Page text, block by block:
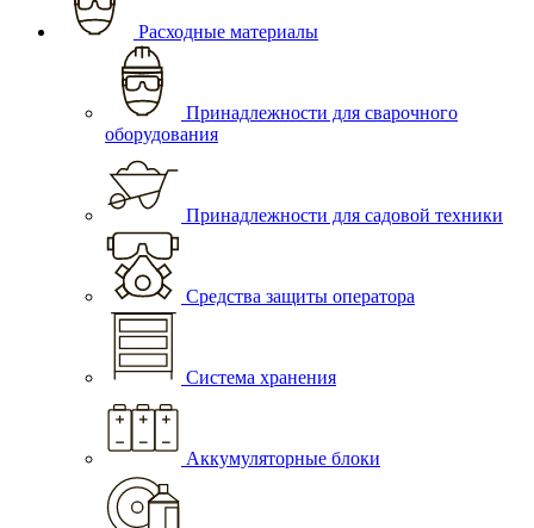
Расходные материалы
Принадлежности для сварочного
оборудования
Принадлежности для садовой техники
Средства защиты оператора
Система хранения
Аккумуляторные блоки